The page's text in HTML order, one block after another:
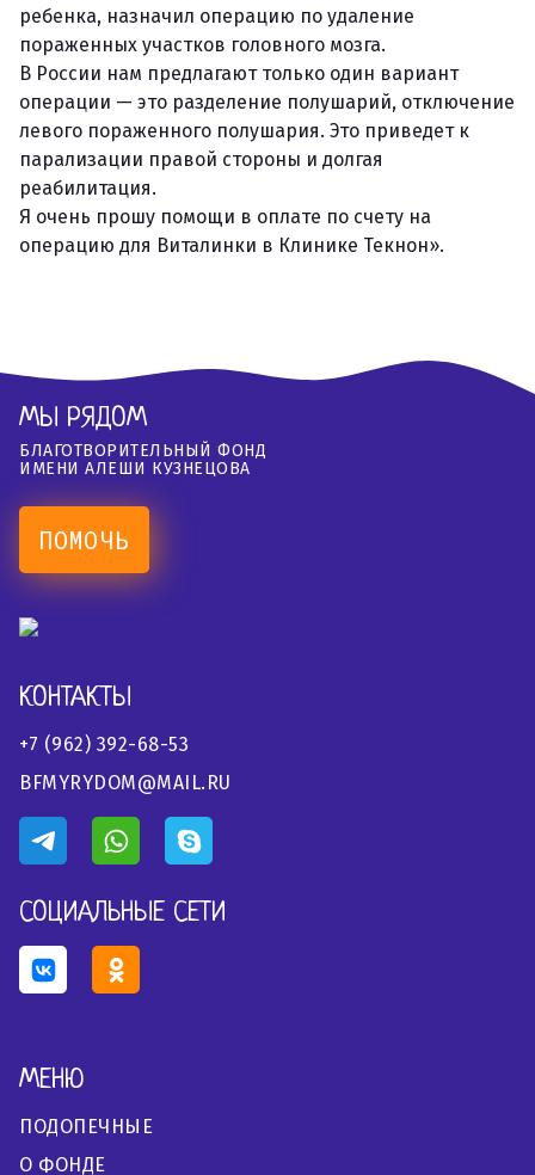
ребенка, назначил операцию по удаление
пораженных участков головного мозга.
В России нам предлагают только один вариант
операции — это разделение полушарий, отключение
левого пораженного полушария. Это приведет к
парализации правой стороны и долгая
реабилитация.
Я очень прошу помощи в оплате по счету на
операцию для Виталинки в Клинике Текнон».
МЫ РЯДОМ
БЛАГОТВОРИТЕЛЬНЫЙ ФОНД
ИМЕНИ АЛЕШИ КУЗНЕЦОВА
ПОМОЧЬ
КОНТАКТЫ
+7 (962) 392-68-53
BFMYRYDOM@MAIL.RU
СОЦИАЛЬНЫЕ СЕТИ
МЕНЮ
ПОДОПЕЧНЫЕ
О ФОНДЕ